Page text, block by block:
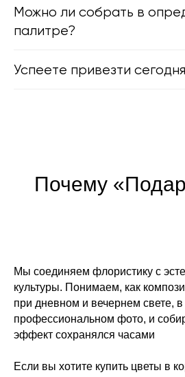
Можно ли собрать в
палитре?
Успеете привезти
Почему
Мы соединяем флористику с
культуры. Понимаем, как
при дневном и вечернем свете,
профессиональном фото, и
эффект сохранялся часами
Если вы хотите купить цветы в